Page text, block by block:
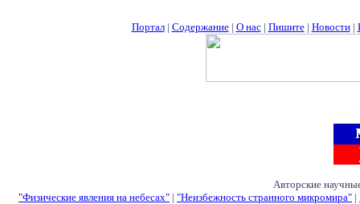
Портал| Содержание| О нас| Пишите| Новости|
Авторские
"Физические явления на небесах" | "Неизбежность странного микромира" |